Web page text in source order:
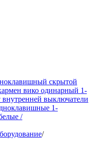
скрытой
вико одинарный 1-
выключатели
1-
/
/